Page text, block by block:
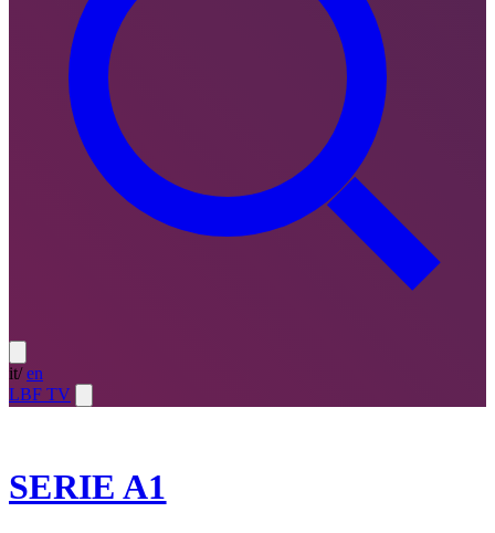
it/ en
LBF TV
SERIE A1